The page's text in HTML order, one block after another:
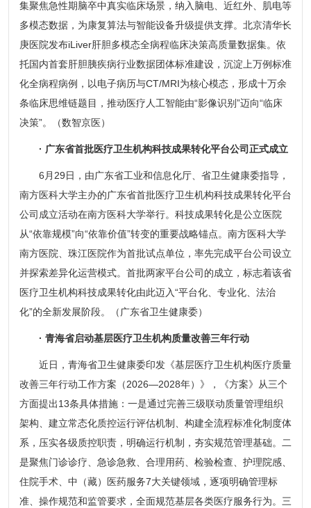
集聚焦急性期脑卒中真实临床场景，纳入脑电、近红外、肌电等
多模态数据，为康复算法与智能设备升级提供支撑。北京清华长
庚医院发布iLiver肝胆多模态全病程临床决策高质量数据集。依
托国内首套肝胆胰疾病行业数据团体标准建设，沉淀上万例标准
化全病程病例，以电子病历与CT/MRI为核心模态，形成十万余
条临床思维链题目，推动医疗人工智能由“影像识别”迈向“临床
决策”。（数智京医）
· 广东省首批医疗卫生机构科技成果转化平台公司正式成立
6月29日，由广东省工业和信息化厅、省卫生健康委指导，
南方医科大学主办的广东省首批医疗卫生机构科技成果转化平台
公司成立活动在南方医科大学举行。科技成果转化是公立医院
从“依靠规模”向“依靠价值”转变的重要战略锚点。南方医科大学
南方医院、珠江医院作为首批试点单位，率先完成平台公司设立
并探索差异化运营模式。首批两家平台公司的成立，标志着该省
医疗卫生机构科技成果转化由此迈入“平台化、专业化、法治
化”的全新发展阶段。（广东省卫生健康委）
· 青海省启动基层医疗卫生机构质量改善三年行动
近日，青海省卫生健康委印发《基层医疗卫生机构医疗质量
改善三年行动工作方案（2026—2028年）》，《方案》从三个
方面提出13条具体措施：一是通过完善三级联动质量管理组织
架构、建立常态化质控运行评估机制、构建全流程标准化制度体
系，压实各级质控职责，明确运行机制，夯实规范管理基础。二
是聚焦门诊诊疗、急诊急救、合理用药、检验检查、护理院感、
住院手术、中（藏）医药服务7大关键领域，逐项明确管理标
准、操作规范和监管要求，全面规范基层各类医疗服务行为。三